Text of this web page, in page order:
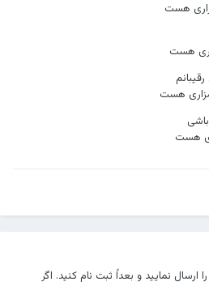
هست
هست
هست
هست
نمایید و بعداً ثبت نام کنید. اگر